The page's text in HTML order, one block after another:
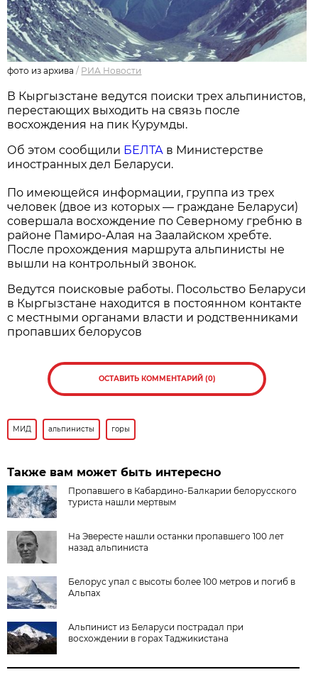
фото из архива / РИА Новости
В Кыргызстане ведутся поиски трех альпинистов,
перестающих выходить на связь после
восхождения на пик Курумды.
Об этом сообщили БЕЛТА в Министерстве
иностранных дел Беларуси.
По имеющейся информации, группа из трех
человек (двое из которых — граждане Беларуси)
совершала восхождение по Северному гребню в
районе Памиро-Алая на Заалайском хребте.
После прохождения маршрута альпинисты не
вышли на контрольный звонок.
Ведутся поисковые работы. Посольство Беларуси
в Кыргызстане находится в постоянном контакте
с местными органами власти и родственниками
пропавших белорусов
ОСТАВИТЬ КОММЕНТАРИЙ (0)
МИД альпинисты горы
Также вам может быть интересно
Пропавшего в Кабардино-Балкарии белорусского
туриста нашли мертвым
На Эвересте нашли останки пропавшего 100 лет
назад альпиниста
Белорус упал с высоты более 100 метров и погиб в
Альпах
Альпинист из Беларуси пострадал при
восхождении в горах Таджикистана